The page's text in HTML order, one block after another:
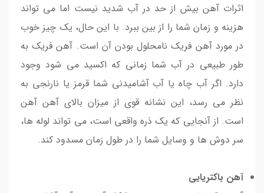
اثرات آهن بیش از حد در آب شدید نیست اما می تواند
هزینه و زمان شما را از بین ببرد. با این حال، یک چیز خوب
در مورد آهن فریک نامحلول بودن آن است. آهن فریک به
طور طبیعی در آب شما زمانی که اکسید می شود وجود
دارد. اگر آب چاه یا آب آشامیدنی شما قرمز یا نارنجی به
نظر می رسد، این نشانه قوی از میزان بالای آهن آهن
است. از آنجایی که یک ذره واقعی است، می تواند لوله ها،
سر دوش ها و وسایل شما را در طول زمان مسدود کند.
آهن باکتریایی